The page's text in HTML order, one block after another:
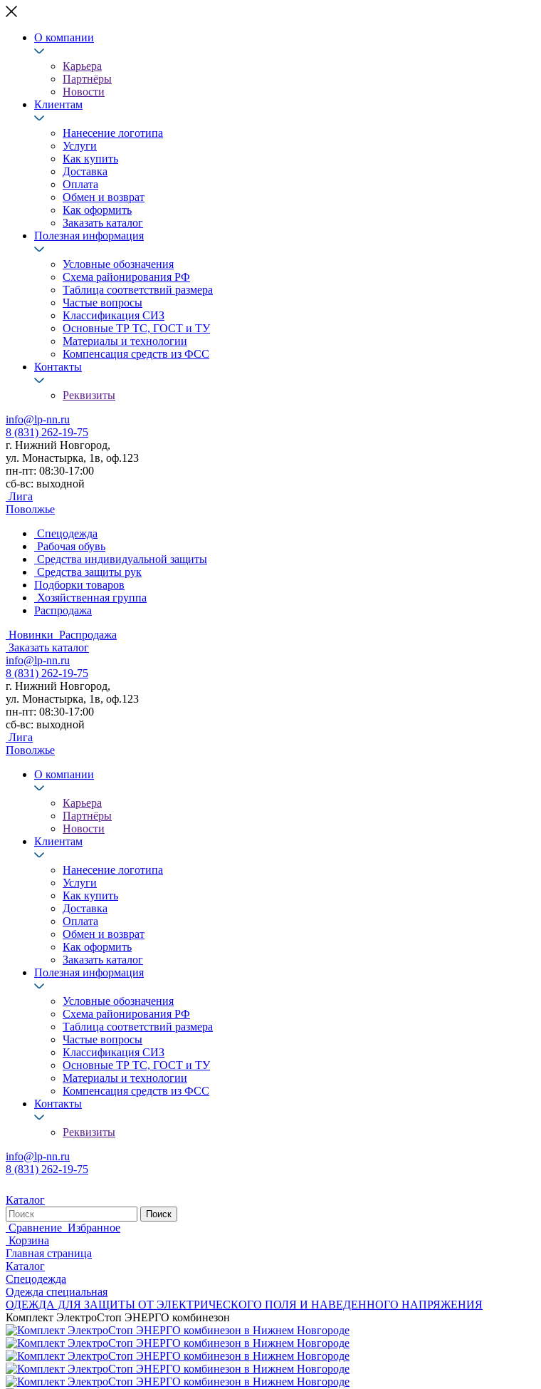
О компании
Карьера
Партнёры
Новости
Клиентам
Нанесение логотипа
Услуги
Как купить
Доставка
Оплата
Обмен и возврат
Как оформить
Заказать каталог
Полезная информация
Условные обозначения
Схема районирования РФ
Таблица соответствий размера
Частые вопросы
Классификация СИЗ
Основные ТР ТС, ГОСТ и ТУ
Материалы и технологии
Компенсация средств из ФСС
Контакты
Реквизиты
info@lp-nn.ru
8 (831) 262-19-75
г. Нижний Новгород,
ул. Монастырка, 1в, оф.123
пн-пт: 08:30-17:00
сб-вс: выходной
Лига
Поволжье
Спецодежда
Рабочая обувь
Средства индивидуальной защиты
Средства защиты рук
Подборки товаров
Хозяйственная группа
Распродажа
Новинки Распродажа
Заказать каталог
info@lp-nn.ru
8 (831) 262-19-75
г. Нижний Новгород,
ул. Монастырка, 1в, оф.123
пн-пт: 08:30-17:00
сб-вс: выходной
Лига
Поволжье
О компании
Карьера
Партнёры
Новости
Клиентам
Нанесение логотипа
Услуги
Как купить
Доставка
Оплата
Обмен и возврат
Как оформить
Заказать каталог
Полезная информация
Условные обозначения
Схема районирования РФ
Таблица соответствий размера
Частые вопросы
Классификация СИЗ
Основные ТР ТС, ГОСТ и ТУ
Материалы и технологии
Компенсация средств из ФСС
Контакты
Реквизиты
info@lp-nn.ru
8 (831) 262-19-75
Каталог
Сравнение Избранное
Корзина
Главная страница
Каталог
Спецодежда
Одежда специальная
ОДЕЖДА ДЛЯ ЗАЩИТЫ ОТ ЭЛЕКТРИЧЕСКОГО ПОЛЯ И НАВЕДЕННОГО НАПРЯЖЕНИЯ
Комплект ЭлектроСтоп ЭНЕРГО комбинезон